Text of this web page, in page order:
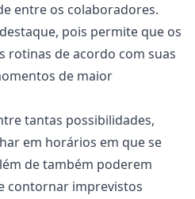
entre os colaboradores.
pois permite que os
rotinas de acordo com suas
de maior
tantas possibilidades,
em horários em que se
de também poderem
contornar imprevistos